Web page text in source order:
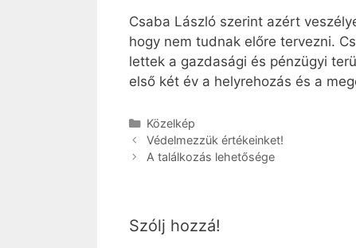
Csaba László szerint azért
hogy nem tudnak előre tervezni.
lettek a gazdasági és pénzügyi
első két év a helyrehozás és a
Kategória
Közelkép
Védelmezzük értékeinket!
A találkozás lehetősége
Szólj hozzá!